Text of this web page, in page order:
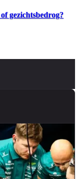
gezichtsbedrog?